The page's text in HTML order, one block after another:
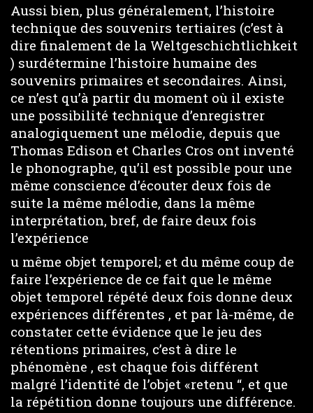
Aussi bien, plus généralement, l’histoire
technique des souvenirs tertiaires (c’est à
dire finalement de la Weltgeschichtlichkeit
) surdétermine l’histoire humaine des
souvenirs primaires et secondaires. Ainsi,
ce n’est qu’à partir du moment où il existe
une possibilité technique d’enregistrer
analogiquement une mélodie, depuis que
Thomas Edison et Charles Cros ont inventé
le phonographe, qu’il est possible pour une
même conscience d’écouter deux fois de
suite la même mélodie, dans la même
interprétation, bref, de faire deux fois
l’expérience
u même objet temporel; et du même coup de
faire l’expérience de ce fait que le même
objet temporel répété deux fois donne deux
expériences différentes , et par là-même, de
constater cette évidence que le jeu des
rétentions primaires, c’est à dire le
phénomène , est chaque fois différent
malgré l’identité de l’objet «retenu “, et que
la répétition donne toujours une différence.